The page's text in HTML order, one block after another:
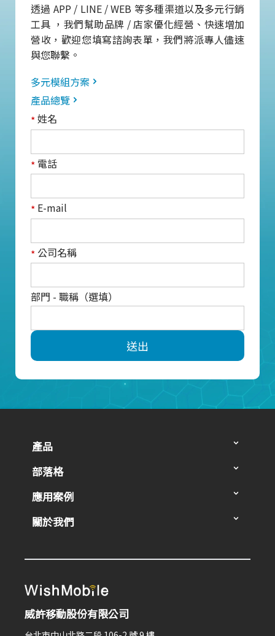
透過 APP / LINE / WEB 等多種渠道以及多元行銷
工具 ，我們幫助品牌 / 店家優化經營、快速增加
營收，歡迎您填寫諮詢表單，我們將派專人儘速
與您聯繫。
多元模組方案
產品總覽
*姓名
* 電話
* E-mail
* 公司名稱
部門 - 職稱（選填）
送出
產品
部落格
應用案例
關於我們
威許移動股份有限公司